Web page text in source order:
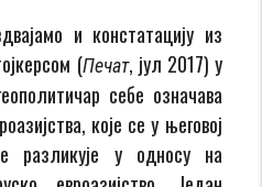
и констатацију из
(Печат, јул 2017) у
себе означава
које се у његовој
разликује у односу на